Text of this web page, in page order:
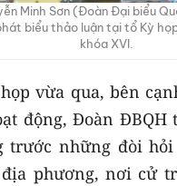
Minh Sơn (Đoàn Đại biểu
biểu thảo luận tại tổ Kỳ
khóa XVI.
vừa qua, bên
động, Đoàn ĐBQH
trước những đòi hỏi
phương, nơi cử